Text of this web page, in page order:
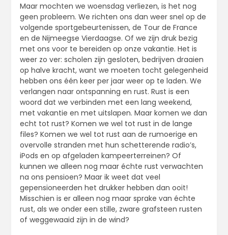
Maar mochten we woensdag verliezen, is het nog
geen probleem. We richten ons dan weer snel op de
volgende sportgebeurtenissen, de Tour de France
en de Nijmeegse Vierdaagse. Of we zijn druk bezig
met ons voor te bereiden op onze vakantie. Het is
weer zo ver: scholen zijn gesloten, bedrijven draaien
op halve kracht, want we moeten tocht gelegenheid
hebben ons één keer per jaar weer op te laden. We
verlangen naar ontspanning en rust. Rust is een
woord dat we verbinden met een lang weekend,
met vakantie en met uitslapen. Maar komen we dan
echt tot rust? Komen we wel tot rust in de lange
files? Komen we wel tot rust aan de rumoerige en
overvolle stranden met hun schetterende radio’s,
iPods en op afgeladen kampeerterreinen? Of
kunnen we alleen nog maar échte rust verwachten
na ons pensioen? Maar ik weet dat veel
gepensioneerden het drukker hebben dan ooit!
Misschien is er alleen nog maar sprake van échte
rust, als we onder een stille, zware grafsteen rusten
of weggewaaid zijn in de wind?